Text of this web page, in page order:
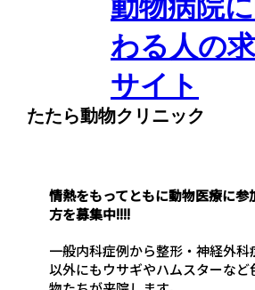
たたら動物クリニック
情熱をもってともに動物医療に参
方を募集中!!!!
一般内科症例から整形・神経外科
以外にもウサギやハムスターなど